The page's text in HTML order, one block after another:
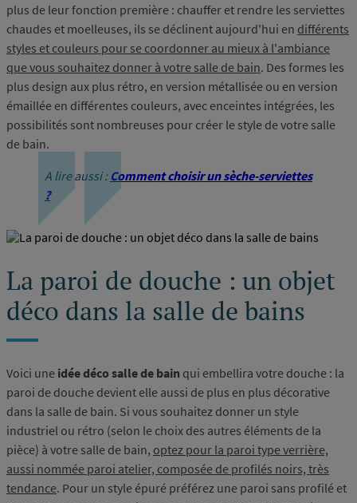
plus de leur fonction première : chauffer et rendre les serviettes
chaudes et moelleuses, ils se déclinent aujourd'hui en différents
styles et couleurs pour se coordonner au mieux à l'ambiance
que vous souhaitez donner à votre salle de bain. Des formes les
plus design aux plus rétro, en version métallisée ou en version
émaillée en différentes couleurs, avec enceintes intégrées, les
possibilités sont nombreuses pour créer le style de votre salle
de bain.
A lire aussi : Comment choisir un sèche-serviettes
?
La paroi de douche : un objet
déco dans la salle de bains
Voici une idée déco salle de bain qui embellira votre douche : la
paroi de douche devient elle aussi de plus en plus décorative
dans la salle de bain. Si vous souhaitez donner un style
industriel ou rétro (selon le choix des autres éléments de la
pièce) à votre salle de bain, optez pour la paroi type verrière,
aussi nommée paroi atelier, composée de profilés noirs, très
tendance. Pour un style épuré préférez une paroi sans profilé et